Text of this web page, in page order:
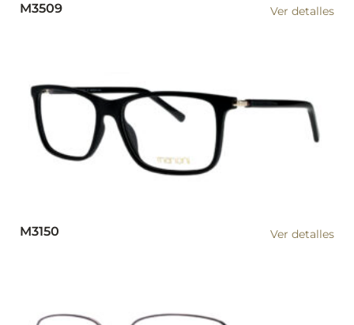
M3509 Ver detalles
M3150 Ver detalles